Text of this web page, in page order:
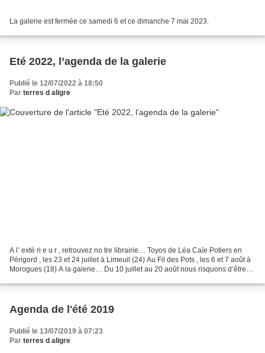
La galerie est fermée ce samedi 6 et ce dimanche 7 mai 2023.
Eté 2022, l’agenda de la galerie
Publié le 12/07/2022 à 18:50
Par terres d aligre
A l’ exté ri e u r , retrouvez no tre librairie… Toyos de Léa Caïe Potiers en
Périgord , les 23 et 24 juillet à Limeuil (24) Au Fil des Pots , les 6 et 7 août à
Morogues (18) A la galerie… Du 10 juillet au 20 août nous risquons d’être
Agenda de l'été 2019
Publié le 13/07/2019 à 07:23
Par terres d aligre